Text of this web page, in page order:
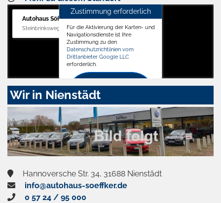
Autohaus Söffker GmbH
Steinbrinksweg 12, 31840 Hessisch Oldendorf
Zustimmung erforderlich
Für die Aktivierung der Karten- und
Navigationsdienste ist Ihre
Zustimmung zu den
Datenschutzrichtlinien vom
Drittanbieter Google LLC
erforderlich.
Zustimmen
aktivieren
Wir in Nienstädt
Hannoversche Str. 34, 31688 Nienstädt
info@autohaus-soeffker.de
0 57 24 / 95 000